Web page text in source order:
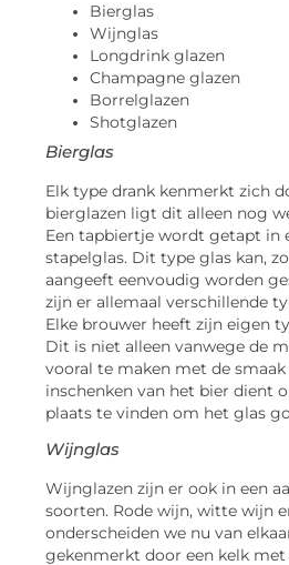
Bierglas
Wijnglas
Longdrink glazen
Champagne glazen
Borrelglazen
Shotglazen
Bierglas
Elk type drank kenmerkt zich
bierglazen ligt dit alleen nog
Een tapbiertje wordt getapt in
stapelglas. Dit type glas kan,
aangeeft eenvoudig worden
zijn er allemaal verschillende
Elke brouwer heeft zijn eigen
Dit is niet alleen vanwege de
vooral te maken met de
inschenken van het bier dient
plaats te vinden om het glas
Wijnglas
Wijnglazen zijn er ook in een
soorten. Rode wijn, witte wijn
onderscheiden we nu van
gekenmerkt door een kelk met